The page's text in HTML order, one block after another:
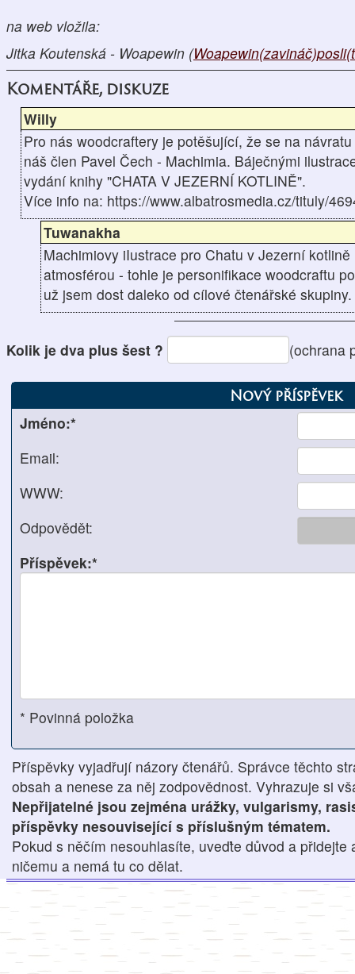
na web vložila:
Jitka Koutenská - Woapewin (
Komentáře, diskuze
Willy
Pro nás woodcraftery je potěšující, že se na
náš člen Pavel Čech - Machimia. Báječnými
vydání knihy "CHATA V JEZERNÍ KOTLINĚ".
Více info na: https://www.albatrosmedia.cz/tituly/
Tuwanakha
Machimiovy iIustrace pro Chatu v Jezerní
atmosférou - tohle je personifikace woodcraftu
už jsem dost daleko od cílové čtenářské skupiny.
Kolik je dva plus šest ? (ochrana
Nový příspěvek
Jméno:*
Email:
WWW:
Odpovědět:
Příspěvek:*
* Povinná položka
Příspěvky vyjadřují názory čtenářů. Správce těchto
obsah a nenese za něj zodpovědnost. Vyhrazuje si
Nepřijatelné jsou zejména urážky, vulgarismy,
příspěvky nesouvisející s příslušným tématem.
Pokud s něčím nesouhlasíte, uveďte důvod a přidejte
ničemu a nemá tu co dělat.